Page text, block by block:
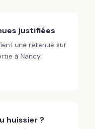
justifiées
une retenue sur
à Nancy.
huissier ?